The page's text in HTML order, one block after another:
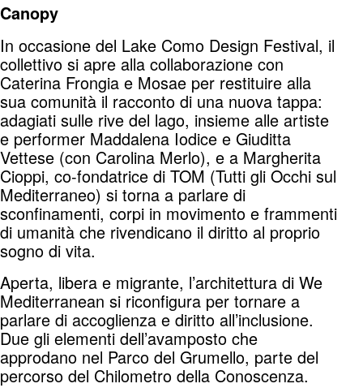
Canopy
In occasione del Lake Como Design Festival, il
collettivo si apre alla collaborazione con
Caterina Frongia e Mosae per restituire alla
sua comunità il racconto di una nuova tappa:
adagiati sulle rive del lago, insieme alle artiste
e performer Maddalena Iodice e Giuditta
Vettese (con Carolina Merlo), e a Margherita
Cioppi, co-fondatrice di TOM (Tutti gli Occhi sul
Mediterraneo) si torna a parlare di
sconfinamenti, corpi in movimento e frammenti
di umanità che rivendicano il diritto al proprio
sogno di vita.
Aperta, libera e migrante, l’architettura di We
Mediterranean si riconfigura per tornare a
parlare di accoglienza e diritto all’inclusione.
Due gli elementi dell’avamposto che
approdano nel Parco del Grumello, parte del
percorso del Chilometro della Conoscenza.